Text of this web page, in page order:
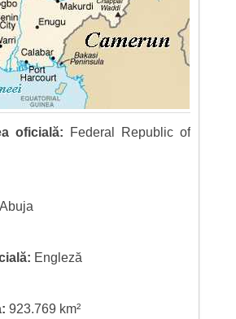
oficială:
Federal Republic of
Abuja
Engleză
923.769 km²